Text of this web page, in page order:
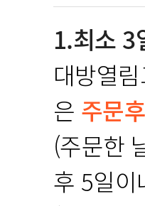
1.최소 3
대방열
은 주문
(주문한
후 5일